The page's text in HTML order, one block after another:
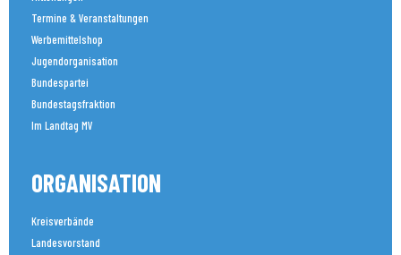
Termine & Veranstaltungen
Werbemittelshop
Jugendorganisation
Bundespartei
Bundestagsfraktion
Im Landtag MV
ORGANISATION
Kreisverbände
Landesvorstand